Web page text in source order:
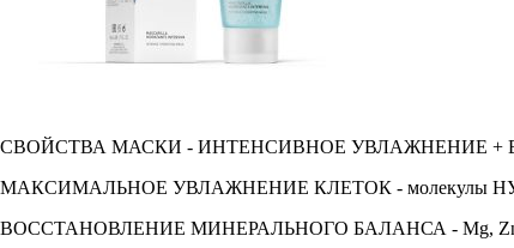
СВОЙСТВА МАСКИ - ИНТЕНСИВНОЕ УВЛАЖНЕНИЕ
МАКСИМАЛЬНОЕ УВЛАЖНЕНИЕ КЛЕТОК - молекулы
ВОССТАНОВЛЕНИЕ МИНЕРАЛЬНОГО БАЛАНСА - Mg,